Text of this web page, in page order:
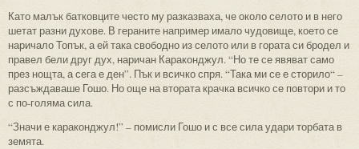
Като малък батковците често му разказваха, че около селото и в него
шетат разни духове. В гераните например имало чудовище, което се
наричало Топък, а ей така свободно из селото или в гората си бродел и
правел бели друг дух, наричан Караконджул. “Но те се явяват само
през нощта, а сега е ден”. Пък и всичко спря. “Така ми се е сторило“ –
разсъждаваше Гошо. Но още на втората крачка всичко се повтори и то
с по-голяма сила.
“Значи е караконджул!” – помисли Гошо и с все сила удари торбата в
земята.